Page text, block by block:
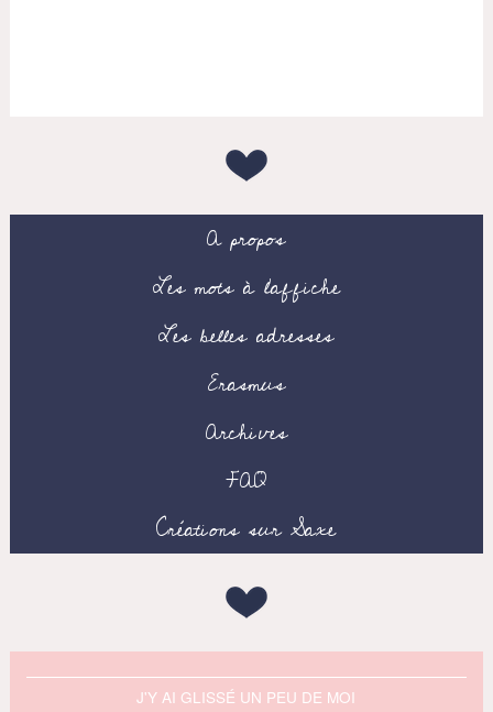
A propos
Les mots à l’affiche
Les belles adresses
Erasmus
Archives
FAQ
Créations sur Saxe
J'Y AI GLISSÉ UN PEU DE MOI